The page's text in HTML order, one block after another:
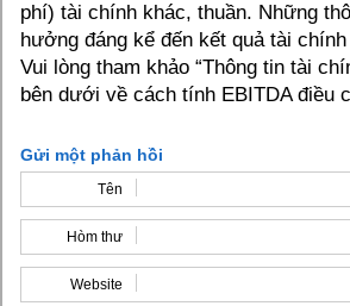
phí) tài chính khác, thuần. Những
hưởng đáng kể đến kết quả tài
Vui lòng tham khảo “Thông tin tài
bên dưới về cách tính EBITDA điều
Gửi một phản hồi
Tên
Hòm thư
Website